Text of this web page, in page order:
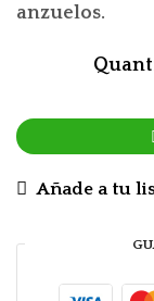
anzuelos.
Añade a tu